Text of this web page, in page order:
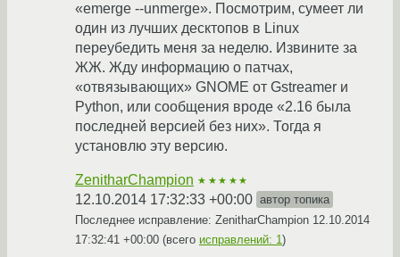
«emerge --unmerge». Посмотрим, сумеет ли
один из лучших десктопов в Linux
переубедить меня за неделю. Извините за
ЖЖ. Жду информацию о патчах,
«отвязывающих» GNOME от Gstreamer и
Python, или сообщения вроде «2.16 была
последней версией без них». Тогда я
установлю эту версию.
ZenitharChampion ★★★★★
12.10.2014 17:32:33 +00:00 автор топика
Последнее исправление: ZenitharChampion 12.10.2014
17:32:41 +00:00 (всего исправлений: 1)